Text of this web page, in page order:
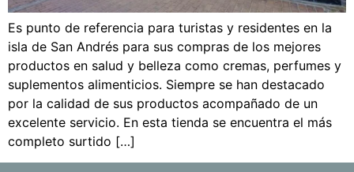
Es punto de referencia para turistas y residentes en la
isla de San Andrés para sus compras de los mejores
productos en salud y belleza como cremas, perfumes y
suplementos alimenticios. Siempre se han destacado
por la calidad de sus productos acompañado de un
excelente servicio. En esta tienda se encuentra el más
completo surtido […]